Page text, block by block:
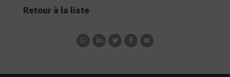
Retour à la liste